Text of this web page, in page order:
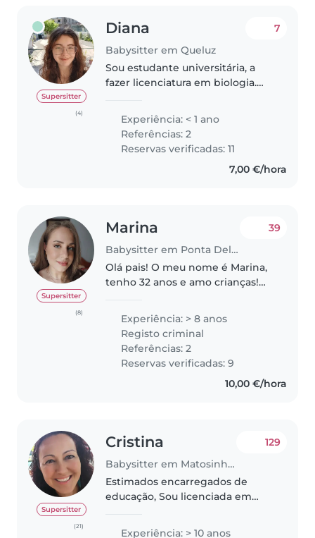
Supersitter
(4)
Diana
Babysitter em Queluz
7
Sou estudante universitária, a
fazer licenciatura em biologia.
crianças e já fui explicadora
particular para o ensino básico e
ensino secundário, então..
Experiência: < 1 ano
Referências: 2
Reservas verificadas: 11
7,00 €/hora
Supersitter
(8)
Marina
Babysitter em Ponta Delgada
39
Olá pais! O meu nome é Marina,
tenho 32 anos e amo crianças!
Universidade de Lisboa, e estou
no último ano do mestrado em
Psicologia da Educação. Além..
Experiência: > 8 anos
Registo criminal
Referências: 2
Reservas verificadas: 9
10,00 €/hora
Supersitter
(21)
Cristina
Babysitter em Matosinhos
129
Estimados encarregados de
educação, Sou licenciada em
Superior de Educação do Porto.
Experiência: > 10 anos